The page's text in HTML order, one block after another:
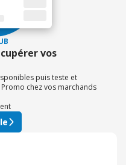
vos
puis teste et
chez vos marchands